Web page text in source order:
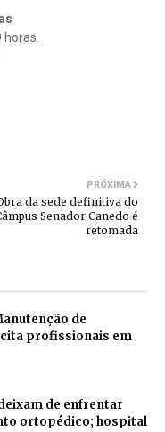
horas.
PRÓXIMA
da sede definitiva do
Senador Canedo é
retomada
de
profissionais em
de enfrentar
ortopédico; hospital